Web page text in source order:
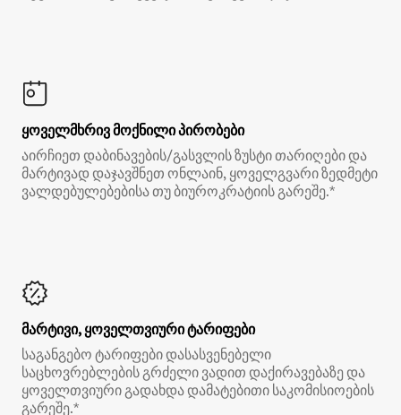
ყოველმხრივ მოქნილი პირობები
აირჩიეთ დაბინავების/გასვლის ზუსტი თარიღები და
მარტივად დაჯავშნეთ ონლაინ, ყოველგვარი ზედმეტი
ვალდებულებებისა თუ ბიუროკრატიის გარეშე.*
მარტივი, ყოველთვიური ტარიფები
საგანგებო ტარიფები დასასვენებელი
საცხოვრებლების გრძელი ვადით დაქირავებაზე და
ყოველთვიური გადახდა დამატებითი საკომისიოების
გარეშე.*